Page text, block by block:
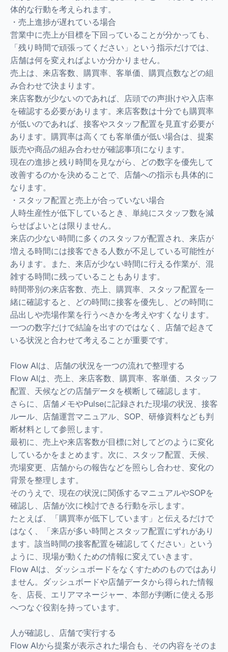
体的な行動を考えられます。
・売上進捗が遅れている場合
営業中に売上が目標を下回っていることが分かっても、
「残り時間で頑張ってください」という指示だけでは、
店舗は何を変えればよいか分かりません。
売上は、来店客数、購買率、客単価、購買点数などの組
み合わせで決まります。
来店客数が少ないのであれば、店頭での声掛けや入店率
を確認する必要があります。来店客数は十分でも購買率
が低いのであれば、接客やスタッフ配置を見直す必要が
あります。購買率は高くても客単価が低い場合は、提案
販売や商品の組み合わせが確認事項になります。
現在の進捗と残り時間を見ながら、どの数字を優先して
改善するのかを決めることで、店舗への指示も具体的に
なります。
・スタッフ配置と売上が合っていない場合
人時生産性が低下しているとき、単純にスタッフ数を減
らせばよいとは限りません。
来店の少ない時間に多くのスタッフが配置され、来店が
増える時間には接客できる人数が不足している可能性が
あります。また、来店が少ない時間に行える作業が、混
雑する時間に残っていることもあります。
時間帯別の来店客数、売上、購買率、スタッフ配置を一
緒に確認すると、どの時間に接客を優先し、どの時間に
品出しや売場作業を行うべきかを考えやすくなります。
一つの数字だけで結論を出すのではなく、店舗で起きて
いる状況と合わせて考えることが重要です。
Flow AIは、店舗の状況を一つの流れで整理する
Flow AIは、売上、来店客数、購買率、客単価、スタッフ
配置、天候などの店舗データを横断して確認します。
さらに、店舗メモやPulseに記録された現場の状況、接客
ルール、店舗運営マニュアル、SOP、研修資料なども判
断材料として参照します。
最初に、売上や来店客数が目標に対してどのように変化
しているかをまとめます。次に、スタッフ配置、天候、
売場変更、店舗からの報告などを照らし合わせ、変化の
背景を整理します。
そのうえで、現在の状況に関係するマニュアルやSOPを
確認し、店舗が次に検討できる行動を示します。
たとえば、「購買率が低下しています」と伝えるだけで
はなく、「来店が多い時間とスタッフ配置にずれがあり
ます。該当時間の接客配置を確認してください」という
ように、現場が動くための情報に変えていきます。
Flow AIは、ダッシュボードをなくすためのものではあり
ません。ダッシュボードや店舗データから得られた情報
を、店長、エリアマネージャー、本部が判断に使える形
へつなぐ役割を持っています。
人が確認し、店舗で実行する
Flow AIから提案が表示された場合も、その内容をそのま